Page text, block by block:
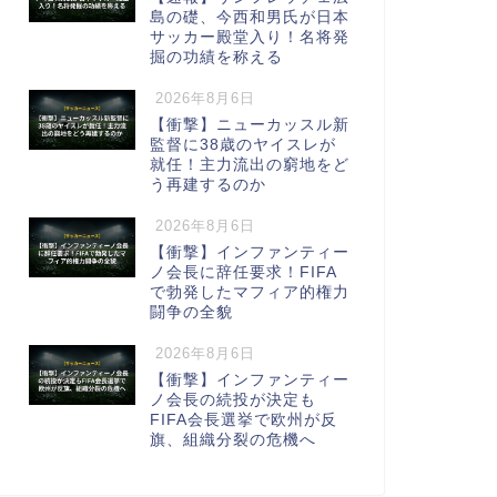
島の礎、今西和男氏が日本
サッカー殿堂入り！名将発
掘の功績を称える
2026年8月6日
【衝撃】ニューカッスル新
監督に38歳のヤイスレが
就任！主力流出の窮地をど
う再建するのか
2026年8月6日
【衝撃】インファンティー
ノ会長に辞任要求！FIFA
で勃発したマフィア的権力
闘争の全貌
2026年8月6日
【衝撃】インファンティー
ノ会長の続投が決定も
FIFA会長選挙で欧州が反
旗、組織分裂の危機へ